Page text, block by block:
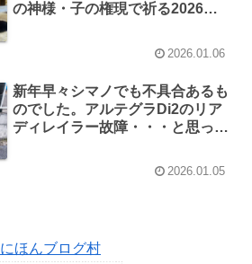
の神様・子の権現で祈る2026年
2026.01.06
新年早々シマノでも不具合あるも
のでした。アルテグラDi2のリア
ディレイラー故障・・・と思った
2026.01.05
にほんブログ村